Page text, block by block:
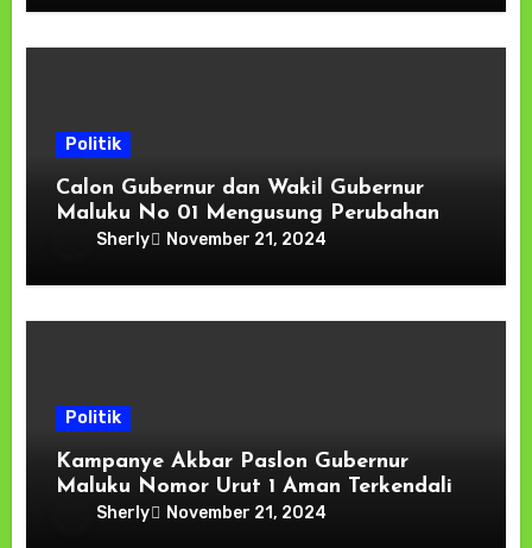
Politik
Calon Gubernur dan Wakil Gubernur
Maluku No 01 Mengusung Perubahan
Sherly November 21, 2024
Politik
Kampanye Akbar Paslon Gubernur
Maluku Nomor Urut 1 Aman Terkendali
Sherly November 21, 2024